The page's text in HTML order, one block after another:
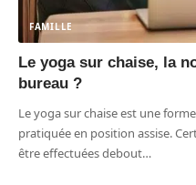
FAMILLE
Le yoga sur chaise, la
bureau ?
Le yoga sur chaise est une
pratiquée en position assise.
être effectuées debout…